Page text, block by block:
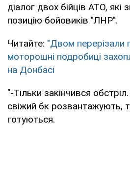
діалог двох бійців АТО,
позицію бойовиків "ЛНР".
Читайте: "Двом перерізали
моторошні подробиці
на Донбасі
"-Тільки закінчився
свіжий бк розвантажують,
готуються.